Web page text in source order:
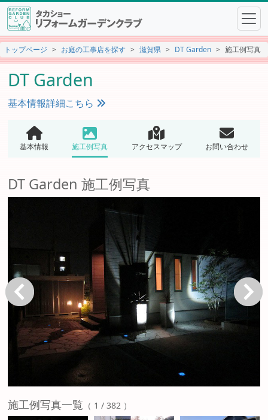
トップページ お庭の工事店を探す 滋賀県 DT Garden 施工例写真
DT Garden
基本情報詳細こちら
基本情報 施工例写真 アクセスマップ お問い合わせ
DT Garden 施工例写真
戻る
施工例写真一覧 （ 1 / 382 ）